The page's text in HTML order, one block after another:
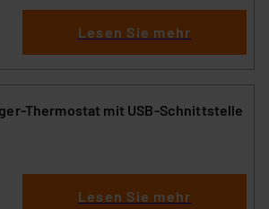
Lesen Sie mehr
Thermostat mit USB-Schnittstelle
Lesen Sie mehr